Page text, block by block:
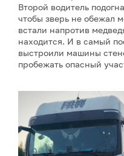
Второй водитель
чтобы зверь не обежал
встали напротив
находится. И в самый
выстроили машины
пробежать опасный